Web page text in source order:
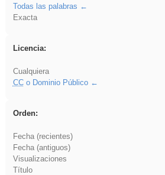
Todas las palabras
Exacta
Licencia:
Cualquiera
CCo Dominio Público
Orden:
Fecha (recientes)
Fecha (antiguos)
Visualizaciones
Título